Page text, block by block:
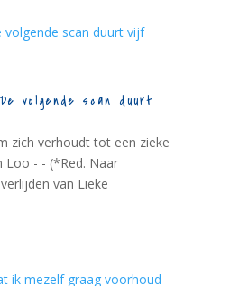
volgende scan duurt
zich verhoudt tot een zieke
Loo - - (*Red. Naar
van Lieke